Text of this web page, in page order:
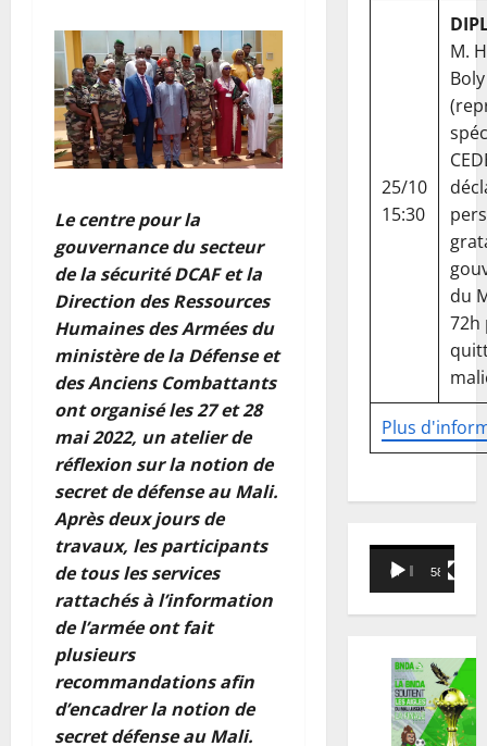
Le centre pour la
gouvernance du secteur
de la sécurité DCAF et la
Direction des Ressources
Humaines des Armées du
ministère de la Défense et
des Anciens Combattants
ont organisé les 27 et 28
mai 2022, un atelier de
réflexion sur la notion de
secret de défense au Mali.
Après deux jours de
travaux, les participants
de tous les services
rattachés à l’information
de l’armée ont fait
plusieurs
recommandations afin
d’encadrer la notion de
secret défense au Mali.
Plus
25/10
15:30
M.
Boly
du
72h
Lecteur
vidéo
00:00 58:18